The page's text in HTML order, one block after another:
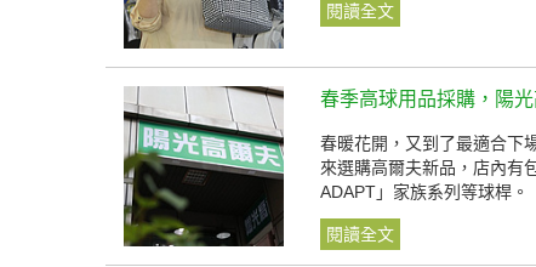
閱讀全文
春季高球用品採購，陽
春暖花開，又到了最適合下
來選購高爾夫新品，店內有
ADAPT」家族系列等球桿。
閱讀全文